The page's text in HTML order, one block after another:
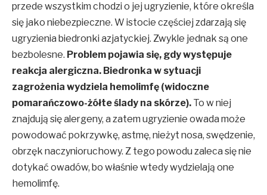
przede wszystkim chodzi o jej ugryzienie, które określa
się jako niebezpieczne. W istocie częściej zdarzają się
ugryzienia biedronki azjatyckiej. Zwykle jednak są one
bezbolesne. Problem pojawia się, gdy występuje
reakcja alergiczna. Biedronka w sytuacji
zagrożenia wydziela hemolimfę (widoczne
pomarańczowo-żółte ślady na skórze). To w niej
znajdują się alergeny, a zatem ugryzienie owada może
powodować pokrzywkę, astmę, nieżyt nosa, swędzenie,
obrzęk naczynioruchowy. Z tego powodu zaleca się nie
dotykać owadów, bo właśnie wtedy wydzielają one
hemolimfę.